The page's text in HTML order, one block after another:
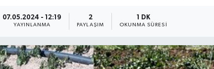
07.05.2024 - 12:19
YAYINLANMA
2
PAYLAŞIM
1 DK
OKUNMA SÜRESI